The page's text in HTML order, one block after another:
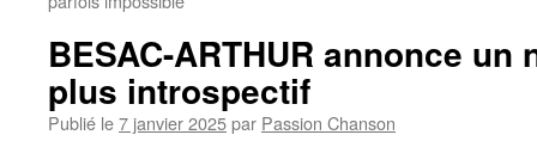
BESAC-ARTHUR annonce un
plus introspectif
Publié le7 janvier 2025par Passion Chanson